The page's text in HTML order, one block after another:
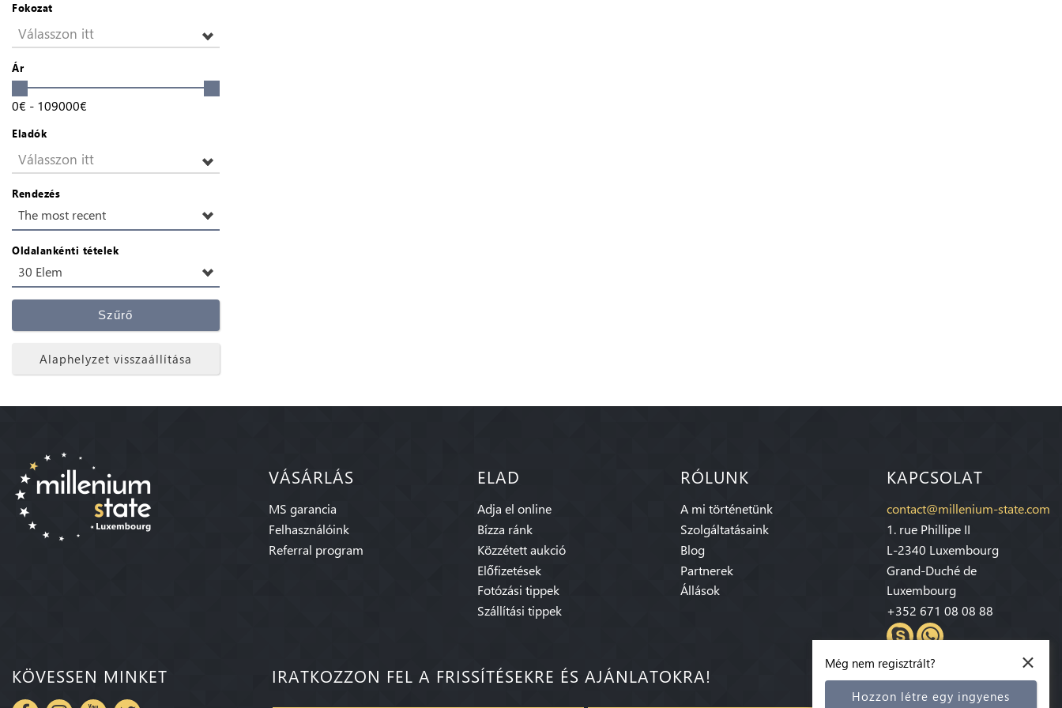
Fokozat
Válasszon itt
Ár
0€ - 109000€
Eladók
Válasszon itt
Rendezés
The most recent
Oldalankénti tételek
30 Elem
Szűrő
Alaphelyzet visszaállítása
VÁSÁRLÁS
MS garancia
Felhasználóink
Referral program
ELAD
Adja el online
Bízza ránk
Közzétett aukció
Előfizetések
Fotózási tippek
Szállítási tippek
RÓLUNK
A mi történetünk
Szolgáltatásaink
Blog
Partnerek
Állások
KAPCSOLAT
contact@millenium-state.com
1. rue Phillipe II
L-2340 Luxembourg
Grand-Duché de
Luxembourg
+352 671 08 08 88
KÖVESSEN MINKET IRATKOZZON FEL A FRISSÍTÉSEKRE ÉS AJÁNLATOKRA! ×
Még nem regisztrált?
Hozzon létre egy ingyenes